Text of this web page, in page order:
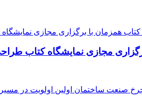
مجازی نمایشگاه کتاب